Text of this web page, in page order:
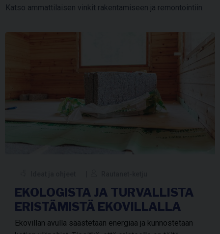
Katso ammattilaisen vinkit rakentamiseen ja remontointiin.
EKOLOGISTA JA TURVALLISTA
ERISTÄMISTÄ EKOVILLALLA
Ekovillan avulla säästetään energiaa ja kunnostetaan